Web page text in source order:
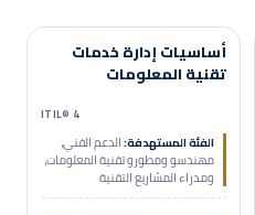
مدعومة هدف
أساسيات إدارة خدمات
تقنية المعلومات
ITIL® 4
الفئة المستهدفة:الدعم الفني،
مهندسو ومطورو تقنية المعلومات،
ومدراء المشاريع التقنية